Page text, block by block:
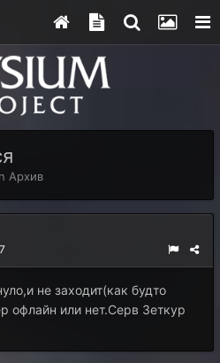
Архив
не заходит(как будто
офлайн или нет.Серв Зеткур